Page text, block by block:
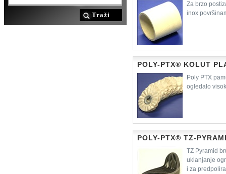
Traži
Za brzo
inox
POLY-PTX® KOLUT
Poly PTX
ogledalo
POLY-PTX® TZ-
TZ Pyramid
uklanjanje
i za